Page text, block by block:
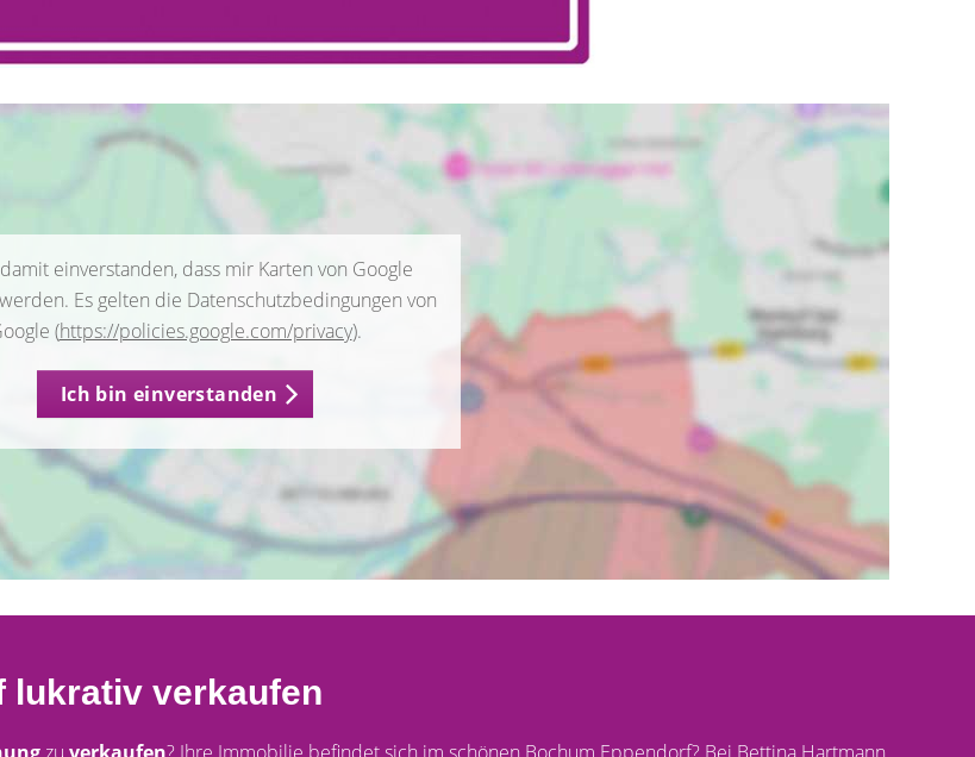
einverstanden, dass mir Karten von Google
Es gelten die Datenschutzbedingungen von
(https://policies.google.com/privacy).
Ich bin einverstanden
lukrativ verkaufen